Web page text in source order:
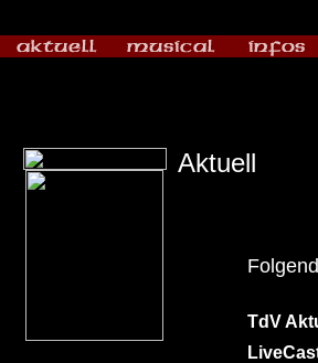
Aktuell
TdV